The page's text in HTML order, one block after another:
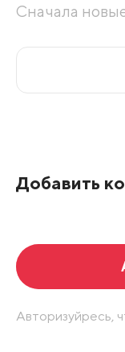
Сначала
Добавить
Авторизуйресь,